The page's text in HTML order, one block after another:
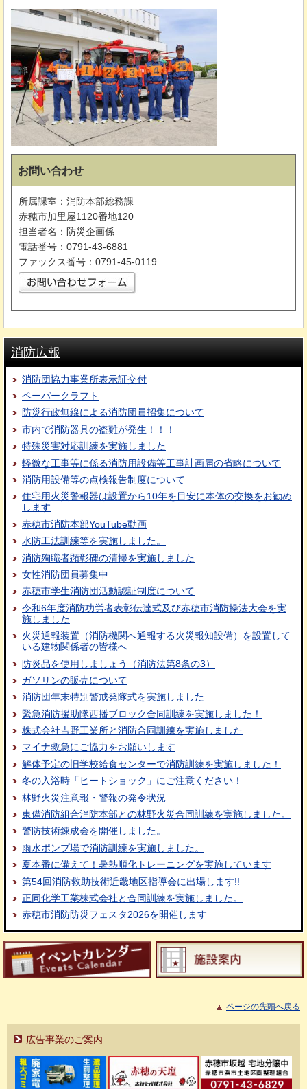
お問い合わせ
所属課室：消防本部総務課
赤穂市加里屋1120番地120
担当者名：防災企画係
電話番号：0791-43-6881
ファックス番号：0791-45-0119
消防広報
消防団協力事業所表示証交付
ペーパークラフト
防災行政無線による消防団員招集について
市内で消防器具の盗難が発生！！！
特殊災害対応訓練を実施しました
軽微な工事等に係る消防用設備等工事計画届の省略について
消防用設備等の点検報告制度について
住宅用火災警報器は設置から10年を目安に本体の交換をお勧め
します
赤穂市消防本部YouTube動画
水防工法訓練等を実施しました。
消防殉職者顕彰碑の清掃を実施しました
女性消防団員募集中
赤穂市学生消防団活動認証制度について
令和6年度消防功労者表彰伝達式及び赤穂市消防操法大会を実
施しました
火災通報装置（消防機関へ通報する火災報知設備）を設置して
いる建物関係者の皆様へ
防炎品を使用しましょう（消防法第8条の3）
ガソリンの販売について
消防団年末特別警戒発隊式を実施しました
緊急消防援助隊西播ブロック合同訓練を実施しました！
株式会社吉野工業所と消防合同訓練を実施しました
マイナ救急にご協力をお願いします
解体予定の旧学校給食センターで消防訓練を実施しました！
冬の入浴時「ヒートショック」にご注意ください！
林野火災注意報・警報の発令状況
東備消防組合消防本部との林野火災合同訓練を実施しました。
警防技術錬成会を開催しました。
雨水ポンプ場で消防訓練を実施しました。
夏本番に備えて！暑熱順化トレーニングを実施しています
第54回消防救助技術近畿地区指導会に出場します!!
正同化学工業株式会社と合同訓練を実施しました。
赤穂市消防防災フェスタ2026を開催します
ページの先頭へ戻る
広告事業のご案内